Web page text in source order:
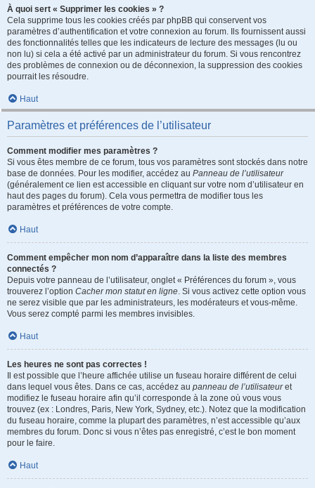
À quoi sert « Supprimer les cookies » ?
Cela supprime tous les cookies créés par phpBB qui conservent vos
paramètres d’authentification et votre connexion au forum. Ils fournissent aussi
des fonctionnalités telles que les indicateurs de lecture des messages (lu ou
non lu) si cela a été activé par un administrateur du forum. Si vous rencontrez
des problèmes de connexion ou de déconnexion, la suppression des cookies
pourrait les résoudre.
Haut
Paramètres et préférences de l’utilisateur
Comment modifier mes paramètres ?
Si vous êtes membre de ce forum, tous vos paramètres sont stockés dans notre
base de données. Pour les modifier, accédez au Panneau de l’utilisateur
(généralement ce lien est accessible en cliquant sur votre nom d’utilisateur en
haut des pages du forum). Cela vous permettra de modifier tous les
paramètres et préférences de votre compte.
Haut
Comment empêcher mon nom d’apparaître dans la liste des membres
connectés ?
Depuis votre panneau de l’utilisateur, onglet « Préférences du forum », vous
trouverez l’option Cacher mon statut en ligne. Si vous activez cette option vous
ne serez visible que par les administrateurs, les modérateurs et vous-même.
Vous serez compté parmi les membres invisibles.
Haut
Les heures ne sont pas correctes !
Il est possible que l’heure affichée utilise un fuseau horaire différent de celui
dans lequel vous êtes. Dans ce cas, accédez au panneau de l’utilisateuret
modifiez le fuseau horaire afin qu’il corresponde à la zone où vous vous
trouvez (ex : Londres, Paris, New York, Sydney, etc.). Notez que la modification
du fuseau horaire, comme la plupart des paramètres, n’est accessible qu’aux
membres du forum. Donc si vous n’êtes pas enregistré, c’est le bon moment
pour le faire.
Haut